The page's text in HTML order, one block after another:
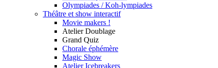
Olympiades / Koh-lympiades
Théâtre et show interactif
Movie makers !
Atelier Doublage
Grand Quiz
Chorale éphémère
Magic Show
Atelier Icebreakers